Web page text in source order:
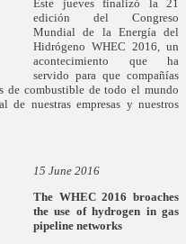
Este jueves finalizó la 21
edición del Congreso
Mundial de la Energía del
Hidrógeno WHEC 2016, un
acontecimiento que ha
servido para que compañías
de combustible de todo el mundo
de nuestras empresas y nuestros
15 June 2016
The WHEC 2016 broaches
the use of hydrogen in gas
pipeline networks